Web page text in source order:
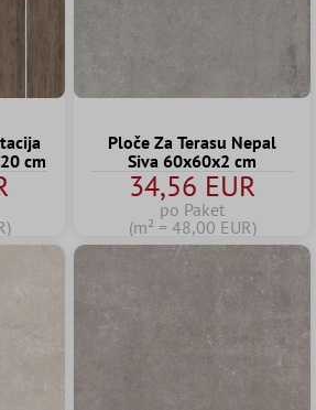
cm
Ploče Za Terasu Nepal
Siva 60x60x2 cm
34,56 EUR
po Paket
(m² = 48,00 EUR)